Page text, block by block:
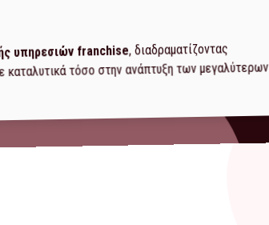
υπηρεσιών franchise, διαδραματίζοντας
καταλυτικά τόσο στην ανάπτυξη των μεγαλύτερων